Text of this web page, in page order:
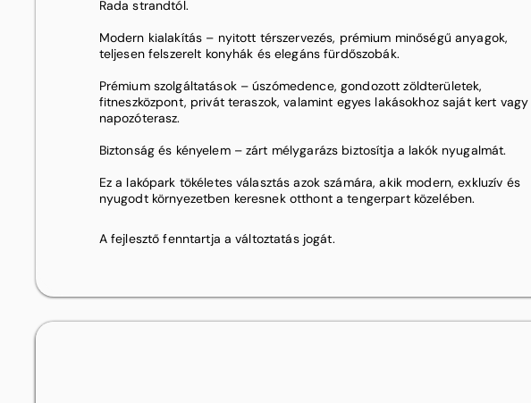
Rada strandtól.
Modern kialakítás – nyitott térszervezés, prémium minőségű anyagok,
teljesen felszerelt konyhák és elegáns fürdőszobák.
Prémium szolgáltatások – úszómedence, gondozott zöldterületek,
fitneszközpont, privát teraszok, valamint egyes lakásokhoz saját kert vagy
napozóterasz.
Biztonság és kényelem – zárt mélygarázs biztosítja a lakók nyugalmát.
Ez a lakópark tökéletes választás azok számára, akik modern, exkluzív és
nyugodt környezetben keresnek otthont a tengerpart közelében.
A fejlesztő fenntartja a változtatás jogát.